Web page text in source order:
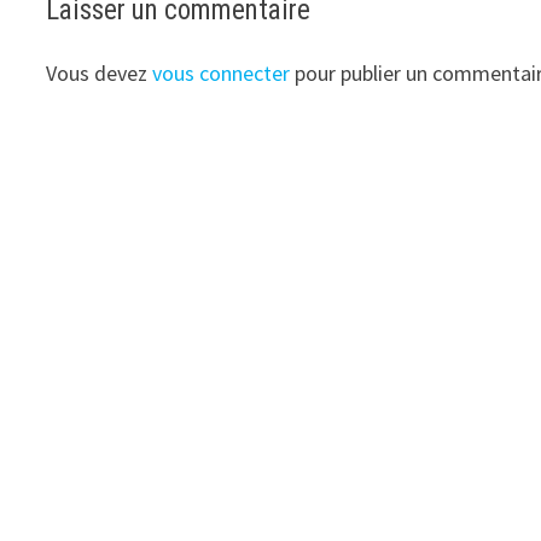
Laisser un commentaire
Vous devezvous connecter pour publier un